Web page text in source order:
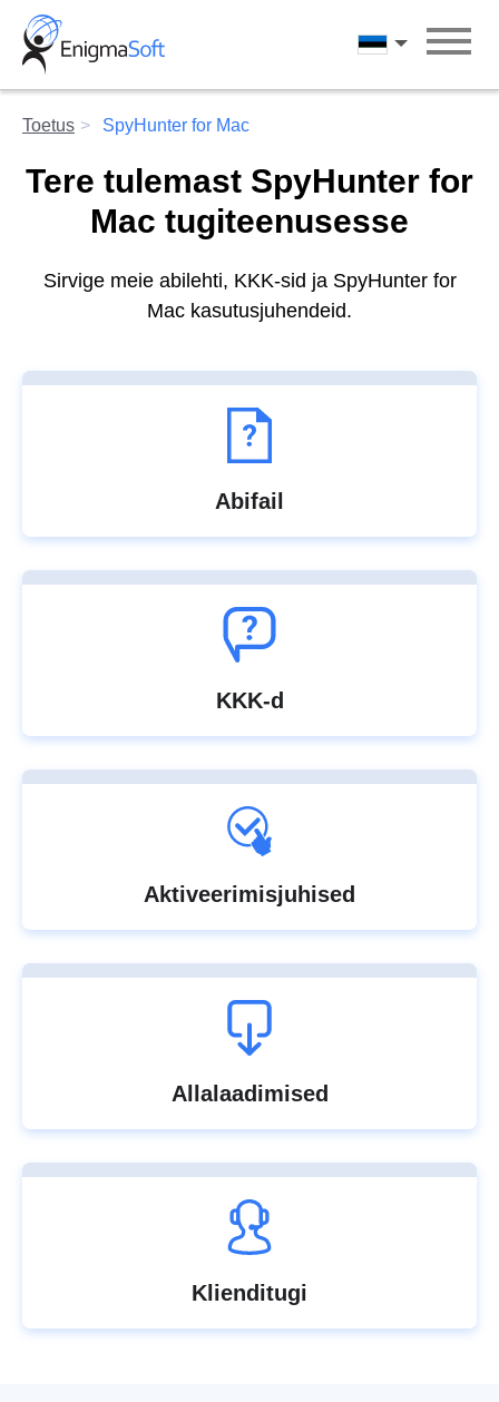
Skip
content
Eesti
Toetus SpyHunter for Mac
Tere tulemast SpyHunter for
Mac tugiteenusesse
Sirvige meie abilehti, KKK-sid ja SpyHunter for
Mac kasutusjuhendeid.
Abifail
KKK-d
Aktiveerimisjuhised
Allalaadimised
Klienditugi